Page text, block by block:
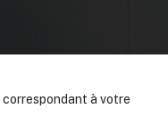
correspondant à votre